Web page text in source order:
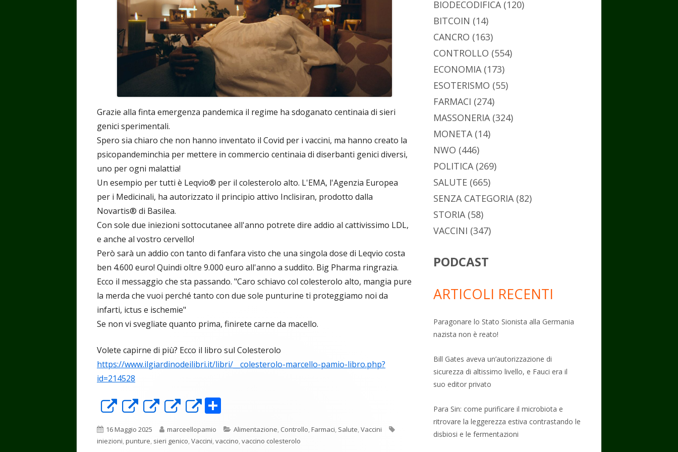
di
Grazie alla finta emergenza pandemica il regime ha sdoganato centinaia di sieri
genici sperimentali.
Spero sia chiaro che non hanno inventato il Covid per i vaccini, ma hanno creato la
psicopandeminchia per mettere in commercio centinaia di diserbanti genici diversi,
uno per ogni malattia!
Un esempio per tutti è Leqvio® per il colesterolo alto. L'EMA, l'Agenzia Europea
per i Medicinali, ha autorizzato il principio attivo Inclisiran, prodotto dalla
Novartis® di Basilea.
Con sole due iniezioni sottocutanee all'anno potrete dire addio al cattivissimo LDL,
e anche al vostro cervello!
Però sarà un addio con tanto di fanfara visto che una singola dose di Leqvio costa
ben 4.600 euro! Quindi oltre 9.000 euro all'anno a suddito. Big Pharma ringrazia.
Ecco il messaggio che sta passando. "Caro schiavo col colesterolo alto, mangia pure
la merda che vuoi perché tanto con due sole punturine ti proteggiamo noi da
infarti, ictus e ischemie"
Se non vi svegliate quanto prima, finirete carne da macello.
Volete capirne di più? Ecco il libro sul Colesterolo
https://www.ilgiardinodeilibri.it/libri/__colesterolo-marcello-pamio-libro.php?
id=214528
Apre
in
una
Apre
in
una
Apre
in
una
Apre
in
una
Apre
in
una
o
n
Pubblicato
16 Maggio 2025 Autore
marceellopamio Categorie
Alimentazione, Controllo,Farmaci, Salute,Vaccini
iniezioni,punture, sieri genico,Vaccini,vaccino,vaccino colesterolo
BIODECODIFICA(120)
BITCOIN (14)
CANCRO (163)
CONTROLLO (554)
ECONOMIA(173)
ESOTERISMO (55)
FARMACI (274)
MASSONERIA(324)
MONETA(14)
NWO (446)
POLITICA(269)
SALUTE (665)
SENZA CATEGORIA(82)
STORIA(58)
VACCINI (347)
PODCAST
ARTICOLI RECENTI
Paragonare lo Stato Sionista alla Germania
nazista non è reato!
Bill Gates aveva un’autorizzazione di
sicurezza di altissimo livello, e Fauci era il
suo editor privato
Para Sin: come purificare il microbiota e
ritrovare la leggerezza estiva contrastando le
disbiosi e le fermentazioni